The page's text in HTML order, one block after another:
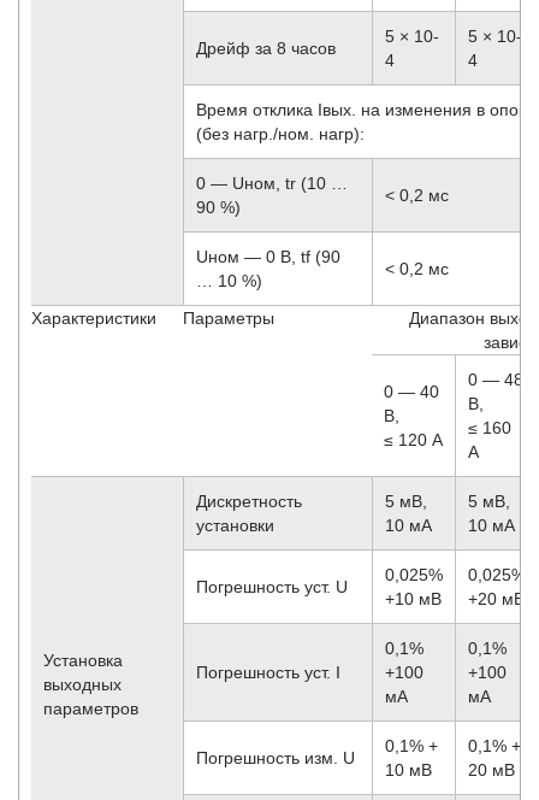
Дрейф за 8 часов
5 × 10-
4
5 × 10-
4
Время отклика Iвых. на изменения в
(без нагр./ном. нагр):
0 — Uном, tr (10 …
90 %)
< 0,2 мс
Uном — 0 В, tf (90
… 10 %)
< 0,2 мс
Характеристики Параметры
Диапазон
0 — 40
В,
≤ 120 А
0 — 48
В,
≤ 160
А
Установка
выходных
параметров
Дискретность
установки
5 мВ,
10 мА
5 мВ,
10 мА
Погрешность уст. U
0,025%
+10 мВ
0,025%
+20 мВ
Погрешность уст. I
0,1%
+100
мА
0,1%
+100
мА
Погрешность изм. U
0,1% +
10 мВ
0,1% +
20 мВ